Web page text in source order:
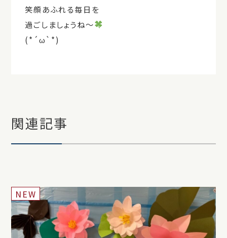
笑顔あふれる毎日を
過ごしましょうね～
(*´ω`*)
関連記事
NEW